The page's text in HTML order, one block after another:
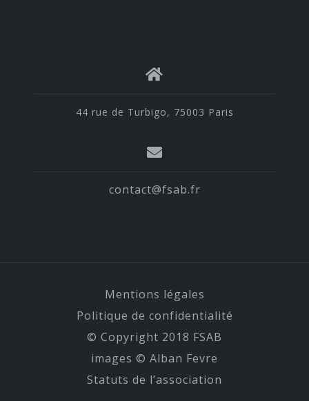
44 rue de Turbigo, 75003 Paris
contact@fsab.fr
Mentions légales
Politique de confidentialité
© Copyright 2018 FSAB
images © Alban Fevre
Statuts de l’association